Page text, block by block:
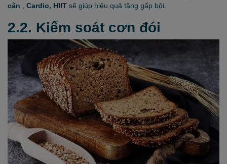
cân , Cardio, HIIT sẽ giúp hiệu quả tăng gấp bội.
2.2. Kiểm soát cơn đói